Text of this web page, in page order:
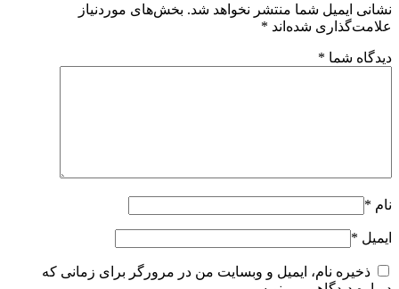
نشانی ایمیل شما منتشر نخواهد شد. بخش‌های موردنیاز
علامت‌گذاری شده‌اند *
دیدگاه شما *
نام *
ایمیل *
ذخیره نام، ایمیل و وبسایت من در مرورگر برای زمانی که